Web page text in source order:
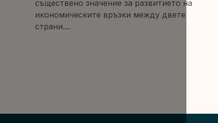
съществено значение за развитието на
икономическите връзки между двете
страни....